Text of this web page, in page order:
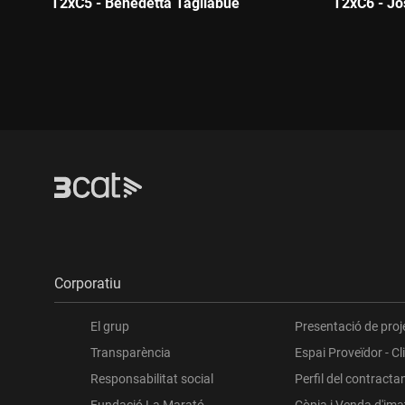
Corporatiu
El grup
Transparència
Responsabilitat social
Presentació de
Espai Proveïdor -
Perfil del